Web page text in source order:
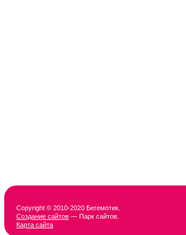
Copyright © 2010-2020 Бегемотик.
Создание сайтов — Парк сайтов.
Карта сайта